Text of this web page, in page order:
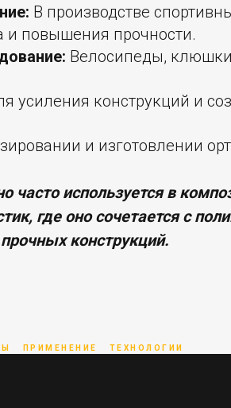
В производстве
и повышения прочности.
Велосипеды,
усиления конструкций и
и изготовлении
часто используется в
где оно сочетается с
конструкций.
ПРИМЕНЕНИЕ ТЕХНОЛОГИИ